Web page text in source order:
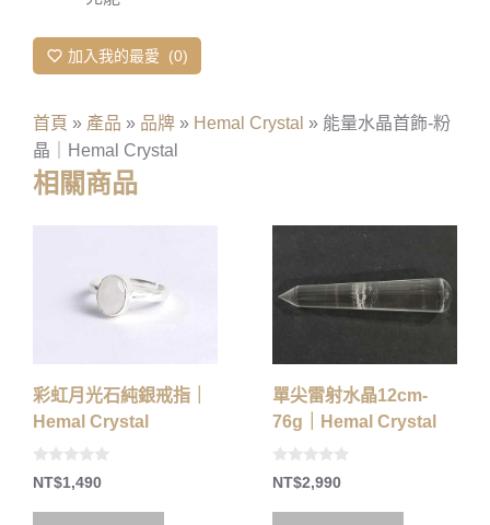
加入我的最愛 0
首頁 » 產品 » 品牌 » Hemal Crystal » 能量水晶首飾-粉
晶｜Hemal Crystal
相關商品
彩虹月光石純銀戒指｜
Hemal Crystal
0
oNT$1,490
單尖雷射水晶12cm-
76g｜Hemal Crystal
0
oNT$2,990